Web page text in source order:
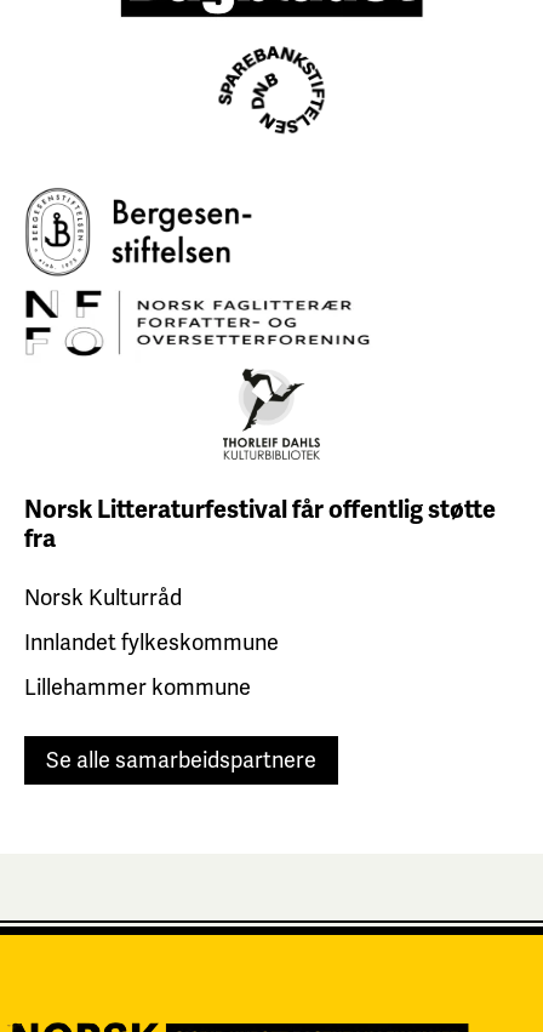
Norsk Litteraturfestival fåroffentlig støtte
fra
Norsk Kulturråd
Innlandet fylkeskommune
Lillehammer kommune
Se alle samarbeidspartnere